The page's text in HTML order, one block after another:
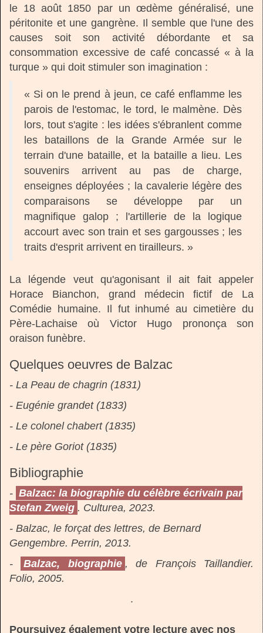
le 18 août 1850 par un œdème généralisé, une
péritonite et une gangrène. Il semble que l'une des
causes soit son activité débordante et sa
consommation excessive de café concassé « à la
turque » qui doit stimuler son imagination :
« Si on le prend à jeun, ce café enflamme les
parois de l'estomac, le tord, le malmène. Dès
lors, tout s'agite : les idées s'ébranlent comme
les bataillons de la Grande Armée sur le
terrain d'une bataille, et la bataille a lieu. Les
souvenirs arrivent au pas de charge,
enseignes déployées ; la cavalerie légère des
comparaisons se développe par un
magnifique galop ; l'artillerie de la logique
accourt avec son train et ses gargousses ; les
traits d'esprit arrivent en tirailleurs. »
La légende veut qu'agonisant il ait fait appeler
Horace Bianchon, grand médecin fictif de La
Comédie humaine. Il fut inhumé au cimetière du
Père-Lachaise où Victor Hugo prononça son
oraison funèbre.
Quelques oeuvres de Balzac
- La Peau de chagrin (1831)
- Eugénie grandet (1833)
- Le colonel chabert (1835)
- Le père Goriot (1835)
Bibliographie
- Balzac: la biographie du célèbre écrivain par
Stefan Zweig . Culturea, 2023.
- Balzac, le forçat des lettres, de Bernard
Gengembre. Perrin, 2013.
-
Balzac, biographie , de François Taillandier.
Folio, 2005.
.
Poursuivez également votre lecture avec nos